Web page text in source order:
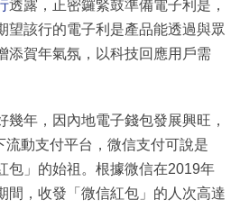
透露，正密鑼緊鼓準備電子利是，
望該行的電子利是產品能透過與眾
添賀年氣氛，以科技回應用戶需
幾年，因內地電子錢包發展興旺，
流動支付平台，微信支付可說是
包」的始祖。根據微信在2019年
間，收發「微信紅包」的人次高達